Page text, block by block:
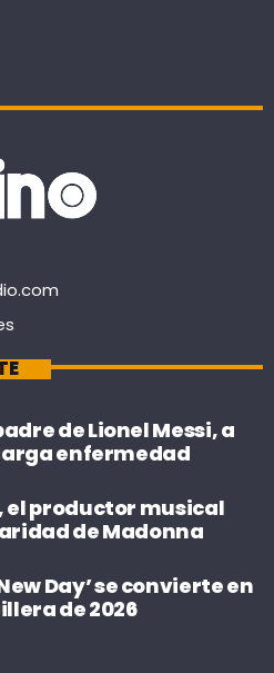
de Lionel Messi, a
enfermedad
el productor musical
de Madonna
Day’ se convierte en
de 2026